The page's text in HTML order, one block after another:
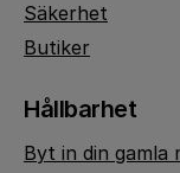
Säkerhet
Butiker
Hållbarhet
Byt in din gamla